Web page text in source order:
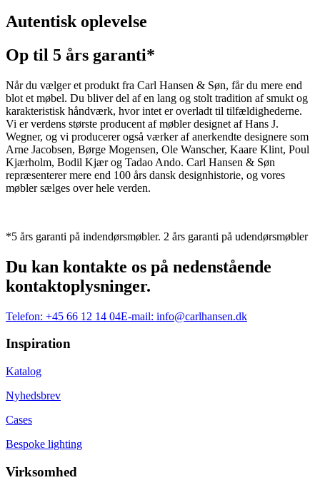
Autentisk oplevelse
Op til 5 års garanti*
Når du vælger et produkt fra Carl Hansen & Søn, får du mere end
blot et møbel. Du bliver del af en lang og stolt tradition af smukt og
karakteristisk håndværk, hvor intet er overladt til tilfældighederne.
Vi er verdens største producent af møbler designet af Hans J.
Wegner, og vi producerer også værker af anerkendte designere som
Arne Jacobsen, Børge Mogensen, Ole Wanscher, Kaare Klint, Poul
Kjærholm, Bodil Kjær og Tadao Ando. Carl Hansen & Søn
repræsenterer mere end 100 års dansk designhistorie, og vores
møbler sælges over hele verden.
*5 års garanti på indendørsmøbler. 2 års garanti på udendørsmøbler
Du kan kontakte os på nedenstående
kontaktoplysninger.
Telefon: +45 66 12 14 04E-mail: info@carlhansen.dk
Inspiration
Katalog
Nyhedsbrev
Cases
Bespoke lighting
Virksomhed